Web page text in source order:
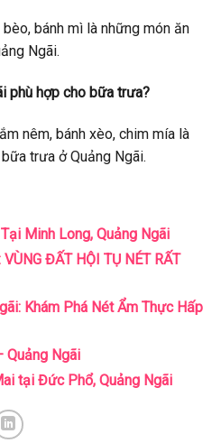
bánh mì là những món ăn
Ngãi.
phù hợp cho bữa trưa?
nêm, bánh xèo, chim mía là
trưa ở Quảng Ngãi.
Minh Long, Quảng Ngãi
ĐẤT HỘI TỤ NÉT RẤT
Khám Phá Nét Ẩm Thực Hấp
Quảng Ngãi
tại Đức Phổ, Quảng Ngãi